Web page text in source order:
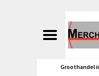
Groothandel